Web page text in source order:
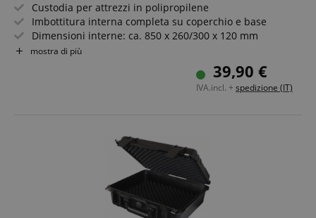
Custodia per attrezzi in polipropilene
Imbottitura interna completa su coperchio e base
Dimensioni interne: ca. 850 x 260/300 x 120 mm
Antipolvere e resistente agli urti
Geometria esterna rinforzata con nervature
Maniglia e due meccanismi di chiusura
mostra di più
39,90 €
IVA.incl. + spedizione (IT)